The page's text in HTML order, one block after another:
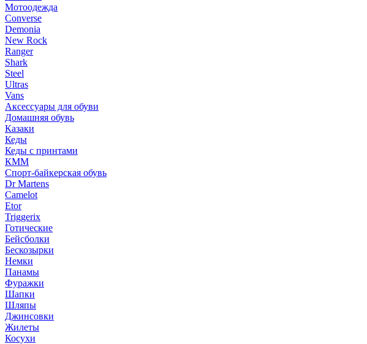
Мотоодежда
Converse
Demonia
New Rock
Ranger
Shark
Steel
Ultras
Vans
Аксессуары для обуви
Домашняя обувь
Казаки
Кеды
Кеды с принтами
КММ
Спорт-байкерская обувь
Dr Martens
Camelot
Etor
Triggerix
Готические
Бейсболки
Бескозырки
Немки
Панамы
Фуражки
Шапки
Шляпы
Джинсовки
Жилеты
Косухи